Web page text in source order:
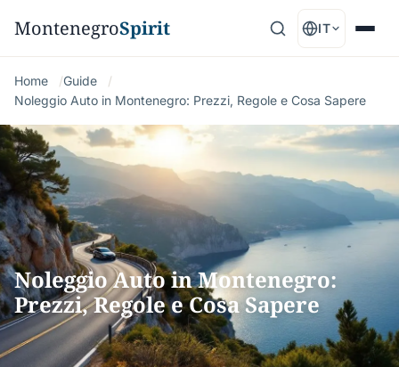
MontenegroSpirit IT
Home
Guide
Noleggio Auto in Montenegro: Prezzi, Regole e Cosa Sapere
Noleggio Auto in Montenegro:
Prezzi, Regole e Cosa Sapere